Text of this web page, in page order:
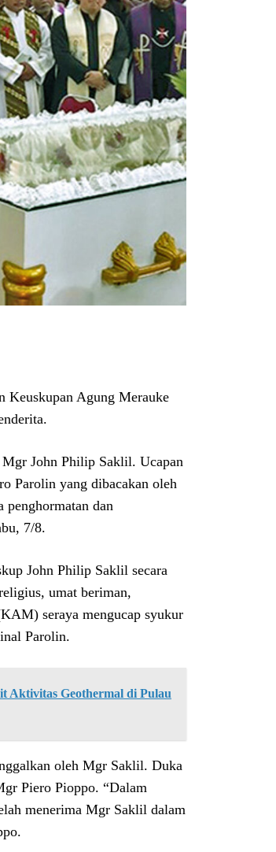
Keuskupan Agung Merauke
Mgr John Philip Saklil. Ucapan
Parolin yang dibacakan oleh
dan
7/8.
John Philip Saklil secara
umat beriman,
seraya mengucap syukur
Parolin.
Aktivitas Geothermal di Pulau
oleh Mgr Saklil. Duka
Piero Pioppo. “Dalam
menerima Mgr Saklil dalam